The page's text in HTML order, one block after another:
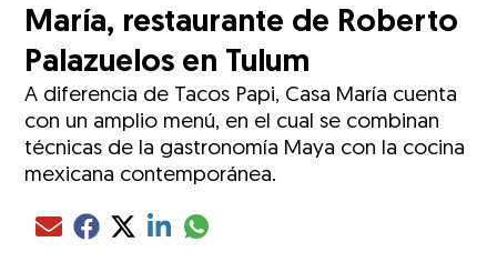
María, restaurante de Roberto
Palazuelos en Tulum
A diferencia de Tacos Papi, Casa María cuenta
con un amplio menú, en el cual se combinan
técnicas de la gastronomía Maya con la cocina
mexicana contemporánea.
Compartir el artículo actual mediante Email
Compartir el artículo actual mediante Facebook
Compartir el artículo actual mediante Twitter
Compartir el artículo actual mediante LinkedIn
Compartir el artículo actual mediante